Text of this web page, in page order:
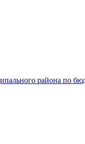
района по